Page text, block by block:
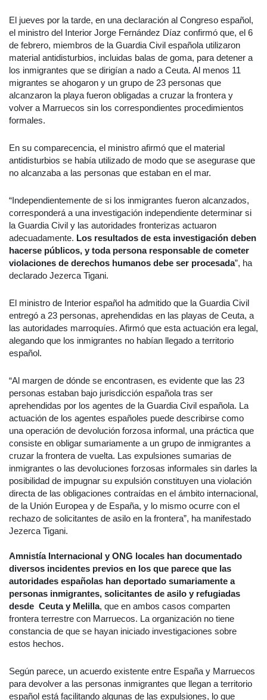
El jueves por la tarde, en una declaración al Congreso español,
el ministro del Interior Jorge Fernández Díaz confirmó que, el 6
de febrero, miembros de la Guardia Civil española utilizaron
material antidisturbios, incluidas balas de goma, para detener a
los inmigrantes que se dirigían a nado a Ceuta. Al menos 11
migrantes se ahogaron y un grupo de 23 personas que
alcanzaron la playa fueron obligadas a cruzar la frontera y
volver a Marruecos sin los correspondientes procedimientos
formales.
En su comparecencia, el ministro afirmó que el material
antidisturbios se había utilizado de modo que se asegurase que
no alcanzaba a las personas que estaban en el mar.
“Independientemente de si los inmigrantes fueron alcanzados,
corresponderá a una investigación independiente determinar si
la Guardia Civil y las autoridades fronterizas actuaron
adecuadamente. Los resultados de esta investigación deben
hacerse públicos, y toda persona responsable de cometer
violaciones de derechos humanos debe ser procesada”, ha
declarado Jezerca Tigani.
El ministro de Interior español ha admitido que la Guardia Civil
entregó a 23 personas, aprehendidas en las playas de Ceuta, a
las autoridades marroquíes. Afirmó que esta actuación era legal,
alegando que los inmigrantes no habían llegado a territorio
español.
“Al margen de dónde se encontrasen, es evidente que las 23
personas estaban bajo jurisdicción española tras ser
aprehendidas por los agentes de la Guardia Civil española. La
actuación de los agentes españoles puede describirse como
una operación de devolución forzosa informal, una práctica que
consiste en obligar sumariamente a un grupo de inmigrantes a
cruzar la frontera de vuelta. Las expulsiones sumarias de
inmigrantes o las devoluciones forzosas informales sin darles la
posibilidad de impugnar su expulsión constituyen una violación
directa de las obligaciones contraídas en el ámbito internacional,
de la Unión Europea y de España, y lo mismo ocurre con el
rechazo de solicitantes de asilo en la frontera”, ha manifestado
Jezerca Tigani.
Amnistía Internacional y ONG locales han documentado
diversos incidentes previos en los que parece que las
autoridades españolas han deportado sumariamente a
personas inmigrantes, solicitantes de asilo y refugiadas
desde Ceuta y Melilla, que en ambos casos comparten
frontera terrestre con Marruecos. La organización no tiene
constancia de que se hayan iniciado investigaciones sobre
estos hechos.
Según parece, un acuerdo existente entre España y Marruecos
para devolver a las personas inmigrantes que llegan a territorio
español está facilitando algunas de las expulsiones, lo que